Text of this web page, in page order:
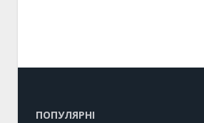
ПОПУЛЯРНІ